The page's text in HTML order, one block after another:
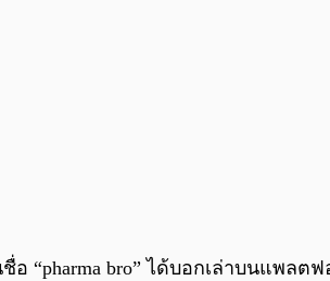
bro” ได้บอกเล่าบนแพลตฟ